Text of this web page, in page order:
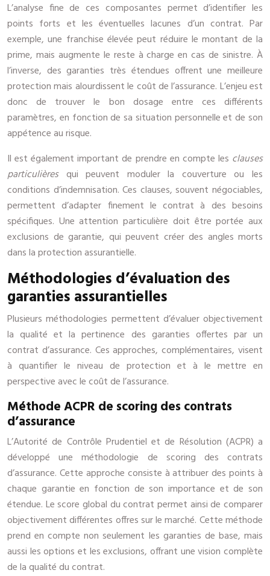
L’analyse fine de ces composantes permet d’identifier les
points forts et les éventuelles lacunes d’un contrat. Par
exemple, une franchise élevée peut réduire le montant de la
prime, mais augmente le reste à charge en cas de sinistre. À
l’inverse, des garanties très étendues offrent une meilleure
protection mais alourdissent le coût de l’assurance. L’enjeu est
donc de trouver le bon dosage entre ces différents
paramètres, en fonction de sa situation personnelle et de son
appétence au risque.
Il est également important de prendre en compte les clauses
particulières qui peuvent moduler la couverture ou les
conditions d’indemnisation. Ces clauses, souvent négociables,
permettent d’adapter finement le contrat à des besoins
spécifiques. Une attention particulière doit être portée aux
exclusions de garantie, qui peuvent créer des angles morts
dans la protection assurantielle.
Méthodologies d’évaluation des
garanties assurantielles
Plusieurs méthodologies permettent d’évaluer objectivement
la qualité et la pertinence des garanties offertes par un
contrat d’assurance. Ces approches, complémentaires, visent
à quantifier le niveau de protection et à le mettre en
perspective avec le coût de l’assurance.
Méthode ACPR de scoring des contrats
d’assurance
L’Autorité de Contrôle Prudentiel et de Résolution (ACPR) a
développé une méthodologie de scoring des contrats
d’assurance. Cette approche consiste à attribuer des points à
chaque garantie en fonction de son importance et de son
étendue. Le score global du contrat permet ainsi de comparer
objectivement différentes offres sur le marché. Cette méthode
prend en compte non seulement les garanties de base, mais
aussi les options et les exclusions, offrant une vision complète
de la qualité du contrat.